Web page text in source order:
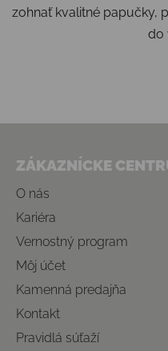
zohnať kvalitné papučky,
do
ZÁKAZNÍCKE
O nás
Kariéra
Vernostný program
Môj účet
Kamenná predajňa
Kontakt
Pravidlá súťaží